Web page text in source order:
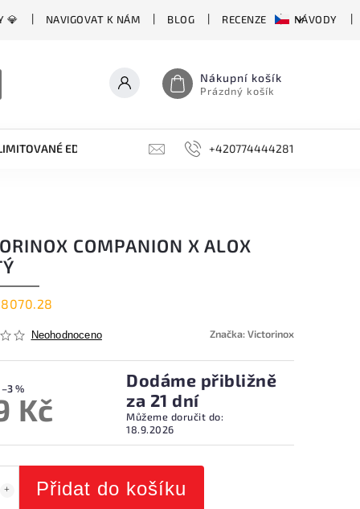
💎 NAVIGOVAT K NÁM BLOG RECENZE NÁVODY
Nákupní košík
Prázdný košík
EDICE BROUSKY, BRUSKY, OCÍLKY
+420774444281
COMPANION X ALOX
Neohodnoceno Značka:Victorinox
–3 %
Kč
Dodáme přibližně
za 21 dní
Můžeme doručit do:
18.9.2026
Přidat do košíku